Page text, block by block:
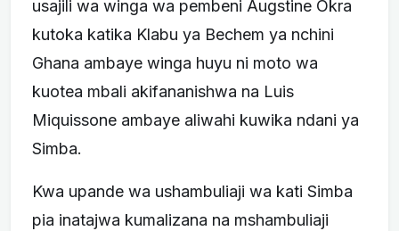
usajili wa winga wa pembeni Augstine Okra
kutoka katika Klabu ya Bechem ya nchini
Ghana ambaye winga huyu ni moto wa
kuotea mbali akifananishwa na Luis
Miquissone ambaye aliwahi kuwika ndani ya
Simba.
Kwa upande wa ushambuliaji wa kati Simba
pia inatajwa kumalizana na mshambuliaji